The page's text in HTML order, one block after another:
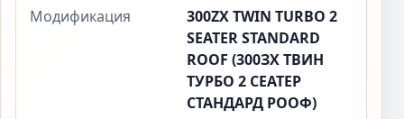
Модификация
300ZX TWIN TURBO 2
SEATER STANDARD
ROOF (300ЗX ТВИН
ТУРБО 2 СЕАТЕР
СТАНДАРД РООФ)